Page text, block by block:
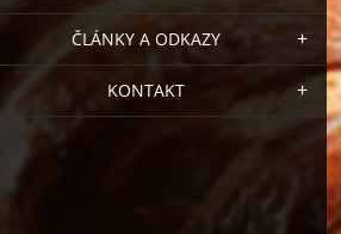
ČLÁNKY A ODKAZY
KONTAKT